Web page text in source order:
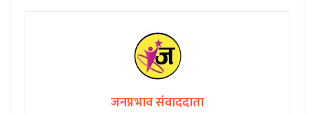
जनप्रभाव संवाददाता